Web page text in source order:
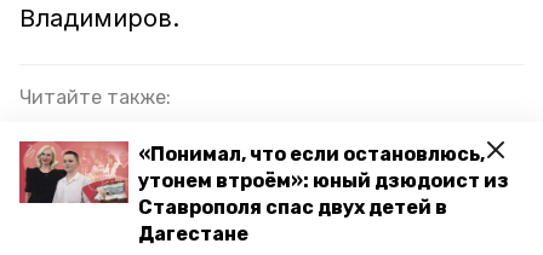
«Понимал, что если остановлюсь,
утонем втроём»: юный дзюдоист из
Ставрополя спас двух детей в
Дагестане
Владимиров.
Читайте также:
Владимир Владимиров обратил внимание на
необходимость ремонта дороги к сельской
амбулатории в Ипатовском округе
Ремонт участка дороги протяжённостью 1,6 км